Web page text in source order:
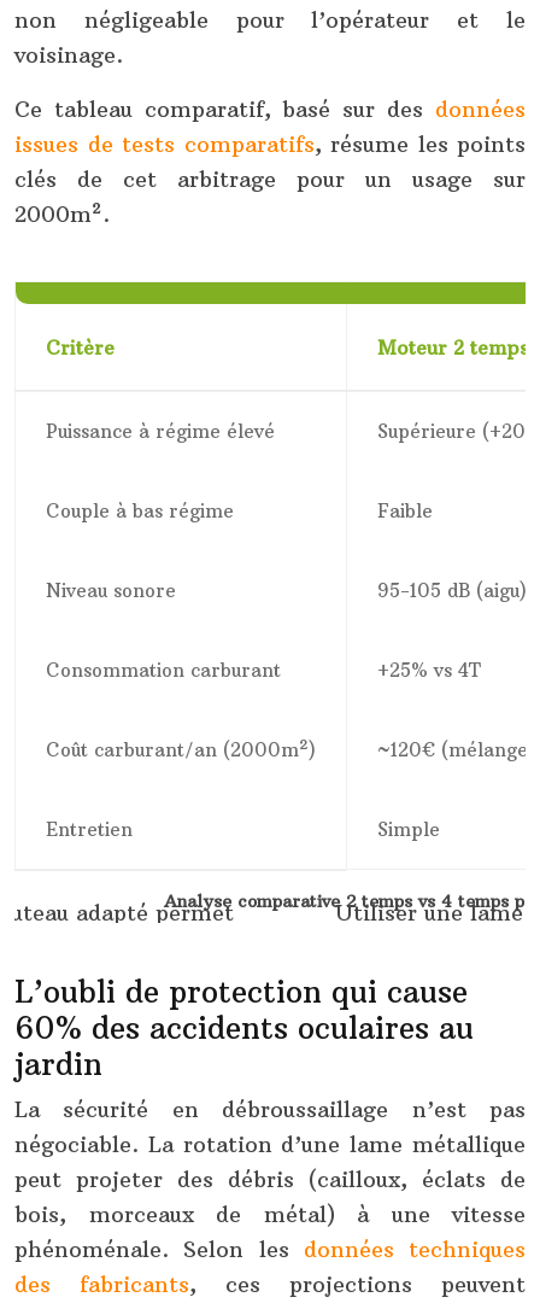
non négligeable pour l’opérateur et le
voisinage.
Ce tableau comparatif, basé sur des données
issues de tests comparatifs, résume les points
clés de cet arbitrage pour un usage sur
2000m².
Analyse comparative 2 temps vs 4 temps
Critère Moteur 2 temps
Puissance à régime élevé Supérieure
Couple à bas régime Faible
Niveau sonore 95-105 dB (aigu)
Consommation carburant +25% vs 4T
Coût carburant/an (2000m²) ~120€ (mélange)
Entretien Simple
L’oubli de protection qui cause
60% des accidents oculaires au
jardin
La sécurité en débroussaillage n’est pas
négociable. La rotation d’une lame métallique
peut projeter des débris (cailloux, éclats de
bois, morceaux de métal) à une vitesse
phénoménale. Selon les données techniques
des fabricants, ces projections peuvent